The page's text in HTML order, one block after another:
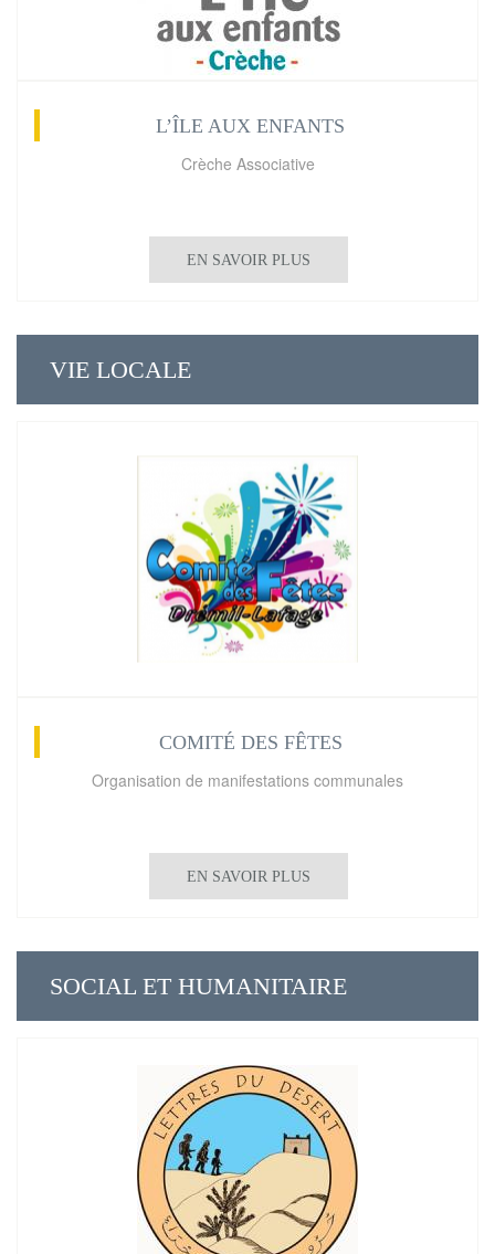
L’ÎLE AUX ENFANTS
Crèche Associative
EN SAVOIR PLUS
VIE LOCALE
COMITÉ DES FÊTES
Organisation de manifestations communales
EN SAVOIR PLUS
SOCIAL ET HUMANITAIRE